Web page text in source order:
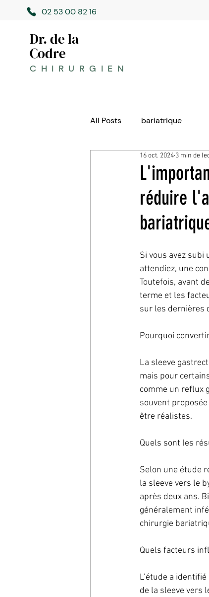
02 53 00 82 16
Dr. de la
Codre
CHIRURGIEN
All Posts bariatrique
réduire
16 oct. 2024 3 min de
Si vous avez subi
attendiez, une
Toutefois, avant
terme et les
sur les dernières
Pourquoi
La sleeve
mais pour
comme un reflux
souvent
être réalistes.
Quels sont les
Selon une étude
la sleeve vers le
après deux ans.
généralement
chirurgie
Quels facteurs
L’étude a
de la sleeve vers